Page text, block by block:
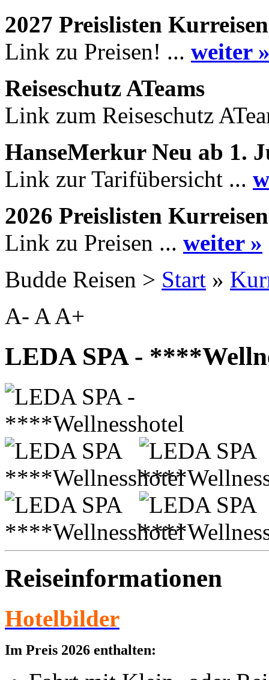
2027 Preislisten Kurreisen
Link zu Preisen! ... weiter
Reiseschutz ATeams
Link zum Reiseschutz
HanseMerkur Neu ab 1.
Link zur Tarifübersicht ...
2026 Preislisten Kurreisen
Link zu Preisen ... weiter »
Budde Reisen > Start »
A- A A+
LEDA SPA -
Reiseinformationen
Hotelbilder
Im Preis 2026 enthalten: